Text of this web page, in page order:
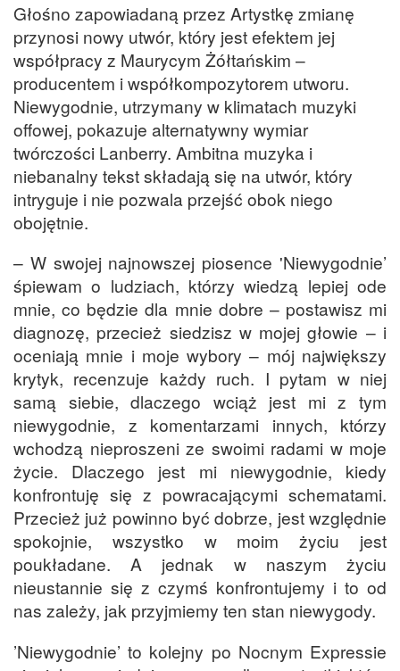
Głośno zapowiadaną przez Artystkę zmianę
przynosi nowy utwór, który jest efektem jej
współpracy z Maurycym Żółtańskim –
producentem i współkompozytorem utworu.
Niewygodnie, utrzymany w klimatach muzyki
offowej, pokazuje alternatywny wymiar
twórczości Lanberry. Ambitna muzyka i
niebanalny tekst składają się na utwór, który
intryguje i nie pozwala przejść obok niego
obojętnie.
– W swojej najnowszej piosence 'Niewygodnie’
śpiewam o ludziach, którzy wiedzą lepiej ode
mnie, co będzie dla mnie dobre – postawisz mi
diagnozę, przecież siedzisz w mojej głowie – i
oceniają mnie i moje wybory – mój największy
krytyk, recenzuje każdy ruch. I pytam w niej
samą siebie, dlaczego wciąż jest mi z tym
niewygodnie, z komentarzami innych, którzy
wchodzą nieproszeni ze swoimi radami w moje
życie. Dlaczego jest mi niewygodnie, kiedy
konfrontuję się z powracającymi schematami.
Przecież już powinno być dobrze, jest względnie
spokojnie, wszystko w moim życiu jest
poukładane. A jednak w naszym życiu
nieustannie się z czymś konfrontujemy i to od
nas zależy, jak przyjmiemy ten stan niewygody.
’Niewygodnie’ to kolejny po Nocnym Expressie